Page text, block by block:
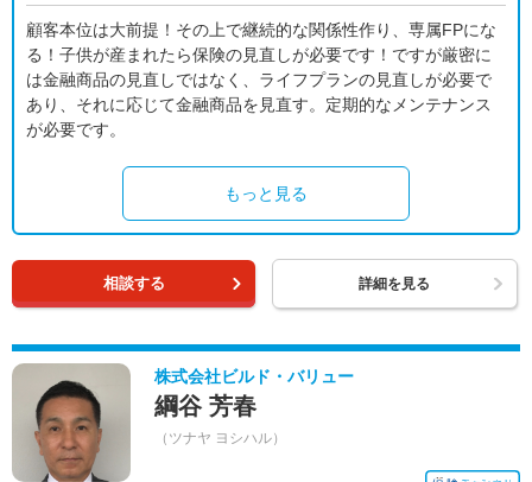
顧客本位は大前提！その上で継続的な関係性作り、専属FPにな
る！子供が産まれたら保険の見直しが必要です！ですが厳密に
は金融商品の見直しではなく、ライフプランの見直しが必要で
あり、それに応じて金融商品を見直す。定期的なメンテナンス
が必要です。
もっと見る
相談する 詳細を見る
株式会社ビルド・バリュー
綱谷 芳春
（ツナヤ ヨシハル）